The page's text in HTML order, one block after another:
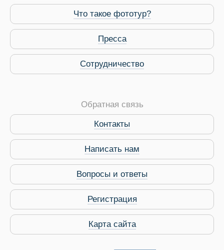
Виза в Индию
Что такое фототур?
Пресса
Сотрудничество
Обратная связь
Контакты
Написать нам
Вопросы и ответы
Регистрация
Карта сайта